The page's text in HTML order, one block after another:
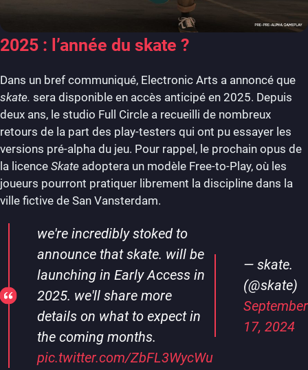
2025 : l’année du skate ?
Dans un bref communiqué, Electronic Arts a annoncé que
skate. sera disponible en accès anticipé en 2025. Depuis
deux ans, le studio Full Circle a recueilli de nombreux
retours de la part des play-testers qui ont pu essayer les
versions pré-alpha du jeu. Pour rappel, le prochain opus de
la licence Skate adoptera un modèle Free-to-Play, où les
joueurs pourront pratiquer librement la discipline dans la
ville fictive de San Vansterdam.
we're incredibly stoked to
announce that skate. will be
launching in Early Access in
2025. we'll share more
details on what to expect in
the coming months.
pic.twitter.com/ZbFL3WycWu
— skate.
(@skate)
September
17, 2024